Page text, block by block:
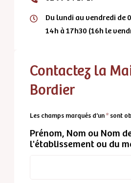
Du lundi au vendredi de
14h à 17h30 (16h le
Contactez la
Bordier
Les champs marqués d’un*sont
Prénom, Nom ou Nom
l'établissement ou du